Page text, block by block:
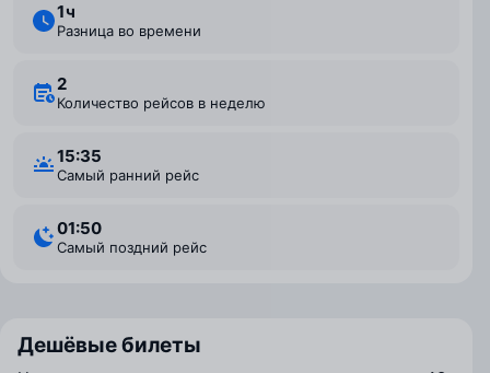
1 ⁠ч
Разница во времени
2
Количество рейсов в неделю
15:35
Самый ранний рейс
01:50
Самый поздний рейс
Дешёвые билеты